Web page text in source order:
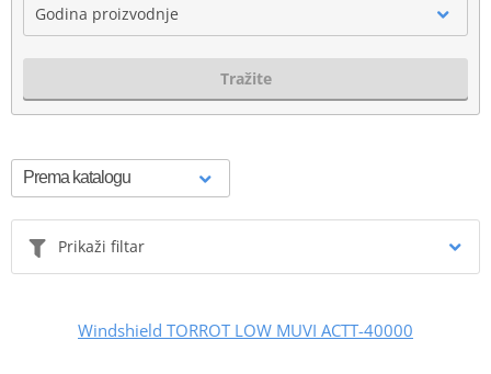
Godina proizvodnje
Tražite
Prikaži filtar
Windshield TORROT LOW MUVI ACTT-40000